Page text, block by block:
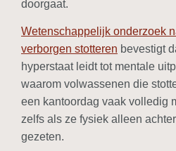
doorgaat.
Wetenschappelijk onderzoek
verborgen stotteren bevestigt
hyperstaat leidt tot mentale
waarom volwassenen die
een kantoordag vaak volledig
zelfs als ze fysiek alleen
gezeten.